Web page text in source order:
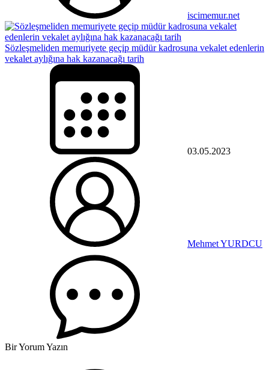
iscimemur.net
Sözleşmeliden memuriyete geçip müdür kadrosuna vekalet edenlerin
vekalet aylığına hak kazanacağı tarih
03.05.2023
Mehmet YURDCU
Bir Yorum Yazın